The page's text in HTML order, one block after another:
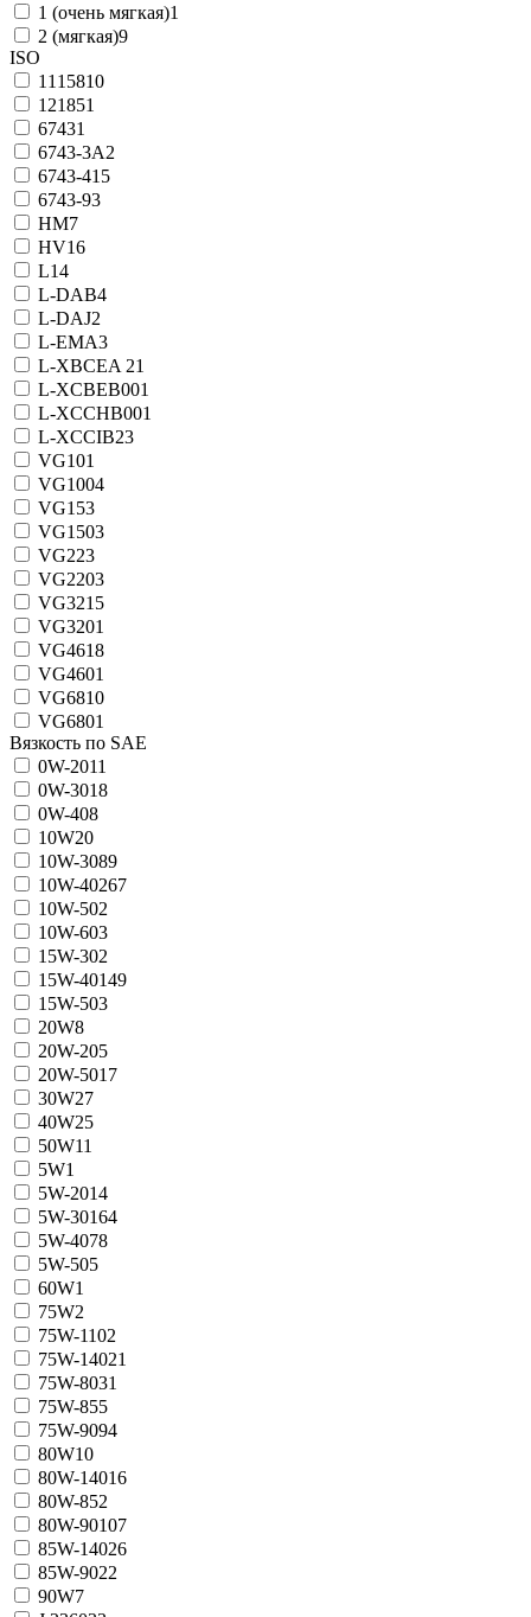
1 (очень мягкая)1
2 (мягкая)9
ISO
1115810
121851
67431
6743-3A2
6743-415
6743-93
HM7
HV16
L14
L-DAB4
L-DAJ2
L-EMA3
L-XBCEA 21
L-XCBEB001
L-XCCHB001
L-XCCIB23
VG101
VG1004
VG153
VG1503
VG223
VG2203
VG3215
VG3201
VG4618
VG4601
VG6810
VG6801
Вязкость по SAE
0W-2011
0W-3018
0W-408
10W20
10W-3089
10W-40267
10W-502
10W-603
15W-302
15W-40149
15W-503
20W8
20W-205
20W-5017
30W27
40W25
50W11
5W1
5W-2014
5W-30164
5W-4078
5W-505
60W1
75W2
75W-1102
75W-14021
75W-8031
75W-855
75W-9094
80W10
80W-14016
80W-852
80W-90107
85W-14026
85W-9022
90W7